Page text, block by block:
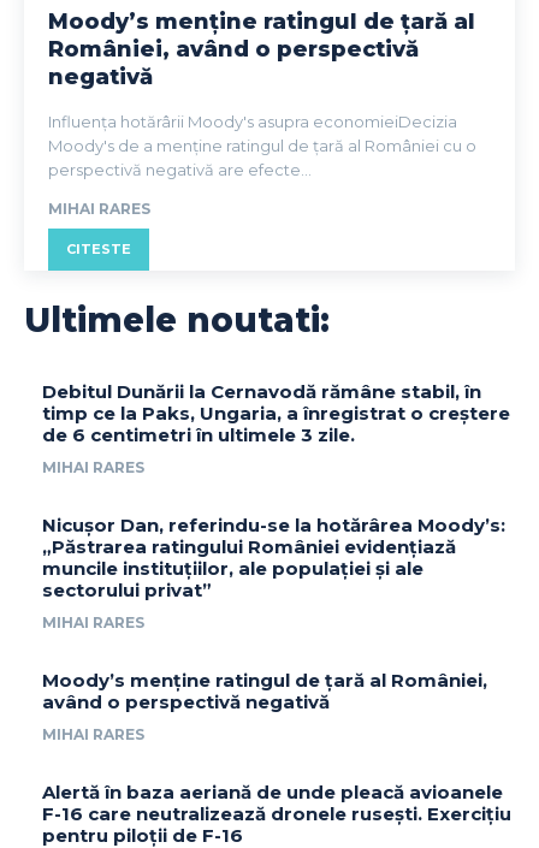
Moody’s menține ratingul de țară al
României, având o perspectivă
negativă
Influența hotărârii Moody's asupra economieiDecizia
Moody's de a menține ratingul de țară al României cu o
perspectivă negativă are efecte...
MIHAI RARES
CITESTE
Ultimele noutati:
Debitul Dunării la Cernavodă rămâne stabil, în
timp ce la Paks, Ungaria, a înregistrat o creștere
de 6 centimetri în ultimele 3 zile.
MIHAI RARES
Nicușor Dan, referindu-se la hotărârea Moody’s:
„Păstrarea ratingului României evidențiază
muncile instituțiilor, ale populației și ale
sectorului privat”
MIHAI RARES
Moody’s menține ratingul de țară al României,
având o perspectivă negativă
MIHAI RARES
Alertă în baza aeriană de unde pleacă avioanele
F-16 care neutralizează dronele rusești. Exercițiu
pentru piloții de F-16